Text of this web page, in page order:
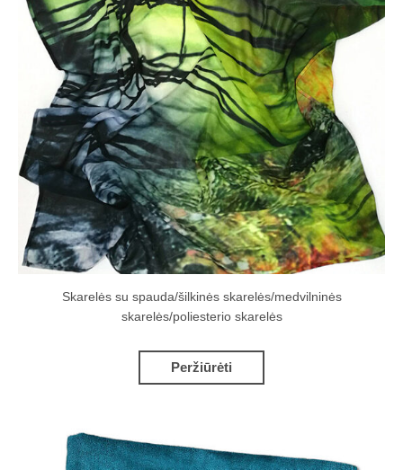
Skarelės su spauda/šilkinės skarelės/medvilninės
skarelės/poliesterio skarelės
Peržiūrėti